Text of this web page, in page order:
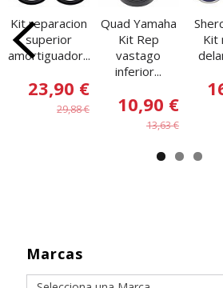
Marcas
Kit reparacion
superior
amortiguador...
23,90 €
29,88 €
Quad Yamaha
Kit Rep
vastago
inferior...
10,90 €
13,63 €
Kit